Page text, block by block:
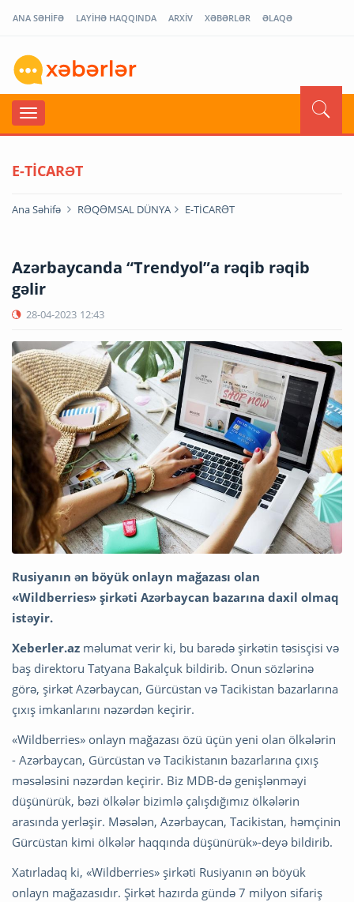
ANA SƏHİFƏ LAYİHƏ HAQQINDA ARXİV XƏBƏRLƏR ƏLAQƏ
E-TİCARƏT
Ana Səhifə RƏQƏMSAL DÜNYA E-TİCARƏT
Azərbaycanda “Trendyol”a rəqib rəqib
gəlir
28-04-2023 12:43
Rusiyanın ən böyük onlayn mağazası olan
«Wildberries» şirkəti Azərbaycan bazarına daxil olmaq
istəyir.
Xeberler.az məlumat verir ki, bu barədə şirkətin təsisçisi və
baş direktoru Tatyana Bakalçuk bildirib. Onun sözlərinə
görə, şirkət Azərbaycan, Gürcüstan və Tacikistan bazarlarına
çıxış imkanlarını nəzərdən keçirir.
«Wildberries» onlayn mağazası özü üçün yeni olan ölkələrin
- Azərbaycan, Gürcüstan və Tacikistanın bazarlarına çıxış
məsələsini nəzərdən keçirir. Biz MDB-də genişlənməyi
düşünürük, bəzi ölkələr bizimlə çalışdığımız ölkələrin
arasında yerləşir. Məsələn, Azərbaycan, Tacikistan, həmçinin
Gürcüstan kimi ölkələr haqqında düşünürük»-deyə bildirib.
Xatırladaq ki, «Wildberries» şirkəti Rusiyanın ən böyük
onlayn mağazasıdır. Şirkət hazırda gündə 7 milyon sifariş